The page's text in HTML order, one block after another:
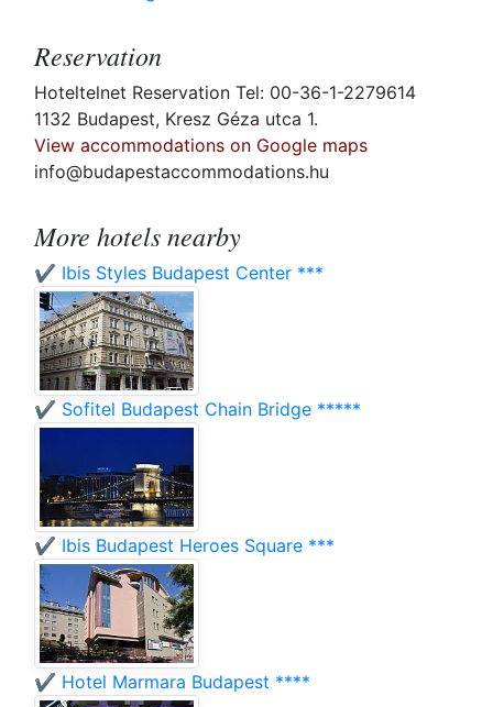
Reservation
Hoteltelnet Reservation Tel: 00-36-1-2279614
1132 Budapest, Kresz Géza utca 1.
View accommodations on Google maps
info@budapestaccommodations.hu
More hotels nearby
✔️ Ibis Styles Budapest Center ***
✔️ Sofitel Budapest Chain Bridge *****
✔️ Ibis Budapest Heroes Square ***
✔️ Hotel Marmara Budapest ****